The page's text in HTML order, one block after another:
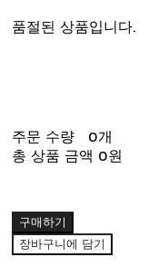
품절된 상품입니다.
주문 수량
0개
총 상품 금액 0원
구매하기
장바구니에 담기